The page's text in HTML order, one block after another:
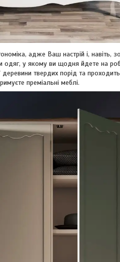
адже Ваш настрій і, навіть,
одяг, у якому ви щодня йдете на
твердих порід та
преміальні меблі.